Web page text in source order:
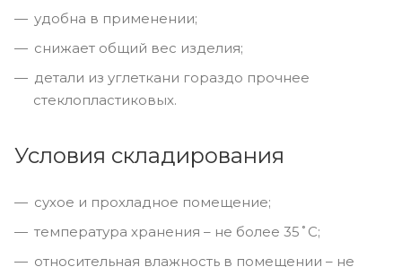
удобна в применении;
снижает общий вес изделия;
детали из углеткани гораздо прочнее
стеклопластиковых.
Условия складирования
сухое и прохладное помещение;
температура хранения – не более 35˚C;
относительная влажность в помещении – не